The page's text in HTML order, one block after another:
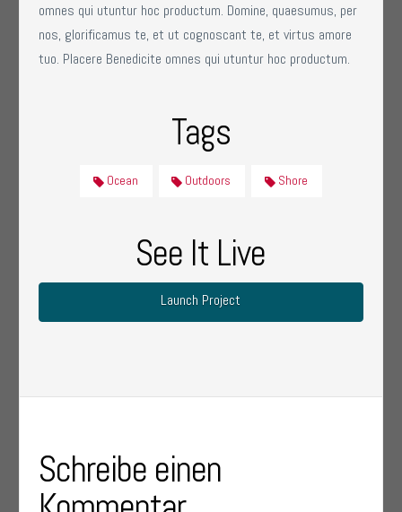
omnes qui utuntur hoc productum. Domine, quaesumus, per
nos, glorificamus te, et ut cognoscant te, et virtus amore
tuo. Placere Benedicite omnes qui utuntur hoc productum.
Tags
Ocean Outdoors Shore
See It Live
Launch Project
Schreibe einen